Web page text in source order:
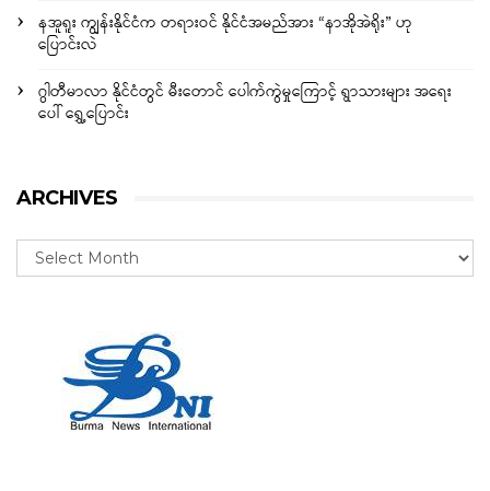
နအူရူး ကျွန်းနိုင်ငံက တရားဝင် နိုင်ငံအမည်အား “နာအိုအဲရိုး” ဟု
ပြောင်းလဲ
ဂွါတီမာလာ နိုင်ငံတွင် မီးတောင် ပေါက်ကွဲမှုကြောင့် ရွာသားများ အရေး
ပေါ် ရွှေ့ပြောင်း
ARCHIVES